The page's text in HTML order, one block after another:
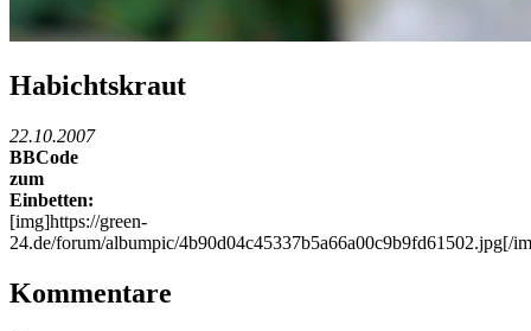
Habichtskraut
22.10.2007
BBCode
zum
Einbetten:
[img]https://green-
24.de/forum/albumpic/4b90d04c45337b5a66a00c9b9fd61502.jpg[/
Kommentare